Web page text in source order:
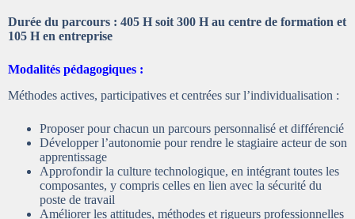
Durée du parcours : 405 H soit 300 H au centre de formation et
105 H en entreprise
Modalités pédagogiques :
Méthodes actives, participatives et centrées sur l’individualisation :
Proposer pour chacun un parcours personnalisé et différencié
Développer l’autonomie pour rendre le stagiaire acteur de son
apprentissage
Approfondir la culture technologique, en intégrant toutes les
composantes, y compris celles en lien avec la sécurité du
poste de travail
Améliorer les attitudes, méthodes et rigueurs professionnelles